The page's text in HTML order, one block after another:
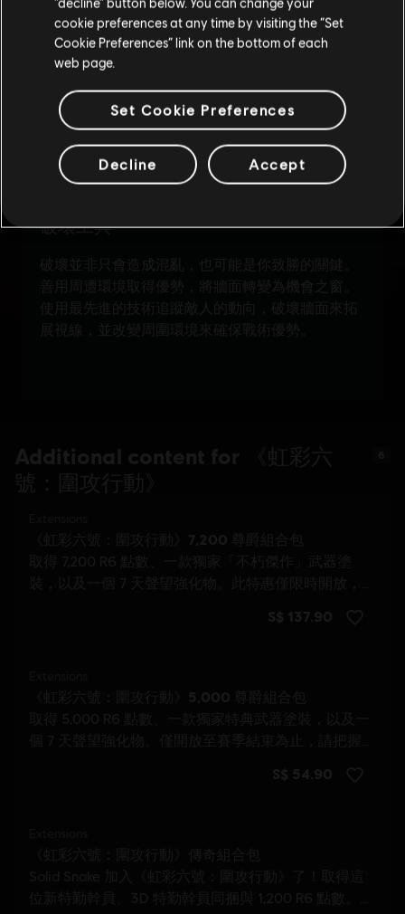
重新选择您的商店
cookie preferences at any time by visiting the “Set
Cookie Preferences” link on the bottom of each
web page.
Set Cookie Preferences
Decline Accept